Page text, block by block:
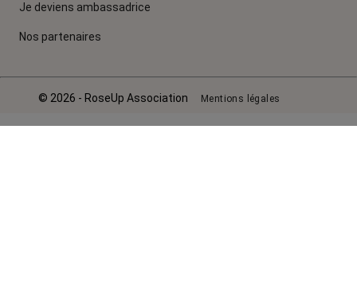
Je deviens ambassadrice
Nos partenaires
© 2026 - RoseUp Association Mentions légales